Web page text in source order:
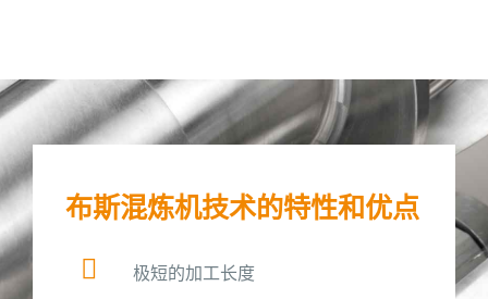
布斯混炼机技术的特性和优点
极短的加工长度